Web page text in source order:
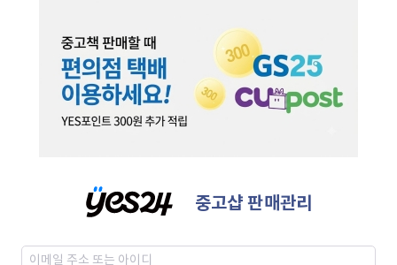
중고샵 판매관리